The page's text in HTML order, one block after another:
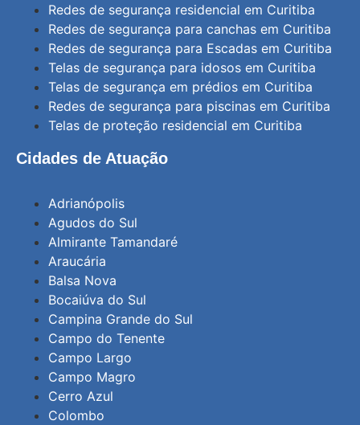
Redes de segurança residencial em Curitiba
Redes de segurança para canchas em Curitiba
Redes de segurança para Escadas em Curitiba
Telas de segurança para idosos em Curitiba
Telas de segurança em prédios em Curitiba
Redes de segurança para piscinas em Curitiba
Telas de proteção residencial em Curitiba
Cidades de Atuação
Adrianópolis
Agudos do Sul
Almirante Tamandaré
Araucária
Balsa Nova
Bocaiúva do Sul
Campina Grande do Sul
Campo do Tenente
Campo Largo
Campo Magro
Cerro Azul
Colombo